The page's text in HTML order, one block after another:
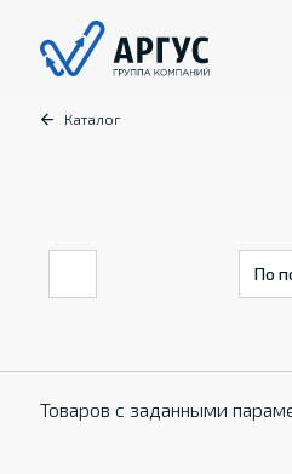
Каталог
Товаров с заданными